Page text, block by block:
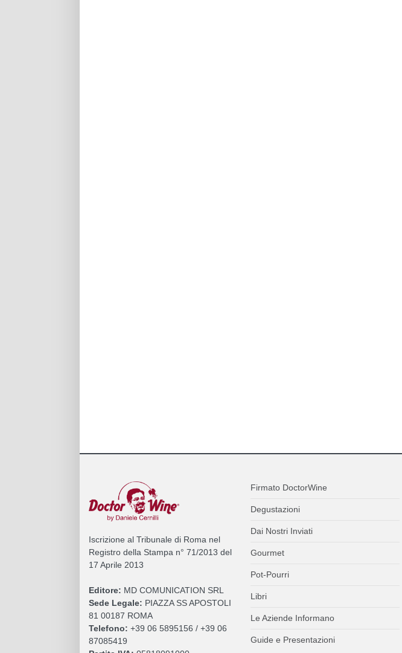
Iscrizione al Tribunale di Roma nel
Registro della Stampa n° 71/2013 del
17 Aprile 2013
Editore: MD COMUNICATION SRL
Sede Legale: PIAZZA SS APOSTOLI
81 00187 ROMA
Telefono: +39 06 5895156 / +39 06
87085419
Firmato DoctorWine
Degustazioni
Dai Nostri Inviati
Gourmet
Pot-Pourri
Libri
Le Aziende Informano
Guide e Presentazioni